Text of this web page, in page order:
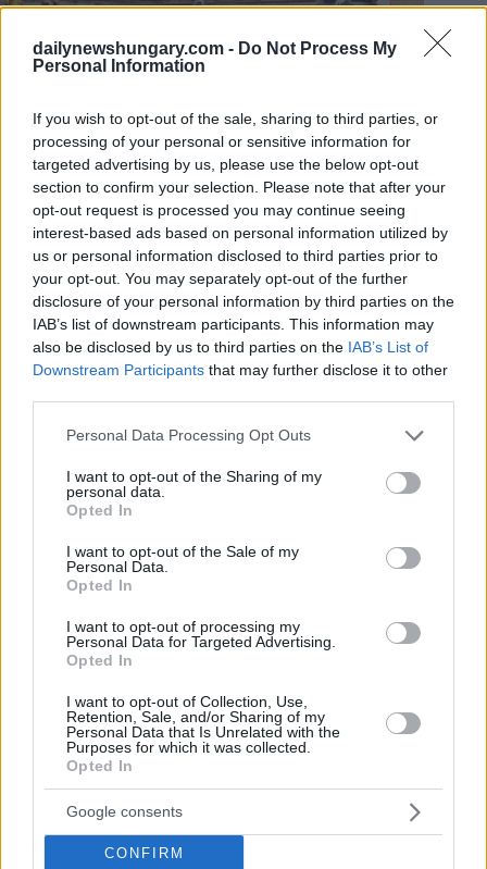
dailynewshungary.com - Do Not Process My
Personal Information
If you wish to opt-out of the sale, sharing to third parties, or
processing of your personal or sensitive information for
targeted advertising by us, please use the below opt-out
section to confirm your selection. Please note that after your
opt-out request is processed you may continue seeing
interest-based ads based on personal information utilized by
us or personal information disclosed to third parties prior to
your opt-out. You may separately opt-out of the further
disclosure of your personal information by third parties on the
IAB’s list of downstream participants. This information may
also be disclosed by us to third parties on the IAB’s List of
Downstream Participants that may further disclose it to other
Please note that this website/app uses one or more Google
not limited to your visit or usage behaviour. You may click to
grant or deny consent to Google and its third-party tags to
use your data for below specified purposes in below Google
consent section.
Personal Data Processing Opt Outs
I want to opt-out of the Sharing of my
personal data.
Opted In
I want to opt-out of the Sale of my
Personal Data.
Opted In
I want to opt-out of processing my
Personal Data for Targeted Advertising.
Opted In
I want to opt-out of Collection, Use,
Retention, Sale, and/or Sharing of my
Personal Data that Is Unrelated with the
Purposes for which it was collected.
Opted In
Google consents
CONFIRM
I settori industriali dell’Ungheria fanno affidamento sui
lavoratori stranieri ospiti, i cui permessi futuri potrebbero
dipendere dall’esito delle elezioni. Foto:depositphotos.com
Cosa succede agli attuali permessi di soggiorno?
Questa è probabilmente la domanda più importante per i
lavoratori ospiti già presenti in Ungheria.
Al momento, non c’è alcuna chiara indicazione pubblica da
parte di Tisza che tutti i permessi legali per lavoratori ospiti
i permessi attuali rimangono validi fino alla scadenza
i datori di lavoro potrebbero trovarsi di fronte a requisiti
di sponsorizzazione più rigidi
alcuni settori potrebbero perdere l’accesso ai rinnovi
potrebbero essere introdotti nuovi massimali per
nazionalità o settore.
Poiché i permessi di soggiorno si basano sulla legge
ungherese sull’immigrazione, qualsiasi cambiamento
importante richiederebbe emendamenti legali formali e periodi
di transizione.
certamente un certo livello di prevedibilità legale, piuttosto
che una perdita di status da un giorno all’altro.